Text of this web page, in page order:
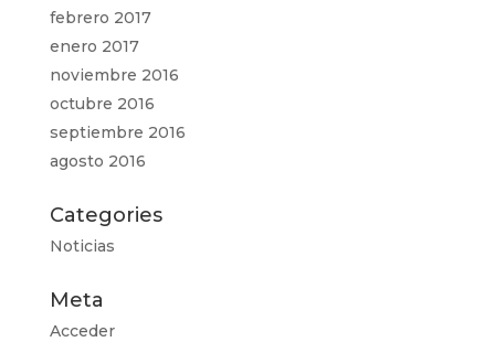
febrero 2017
enero 2017
noviembre 2016
octubre 2016
septiembre 2016
agosto 2016
Categories
Noticias
Meta
Acceder